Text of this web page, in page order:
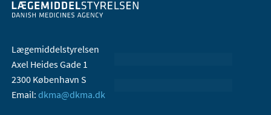
Lægemiddelstyrelsen
Axel Heides Gade 1
2300 København S
Email: dkma@dkma.dk